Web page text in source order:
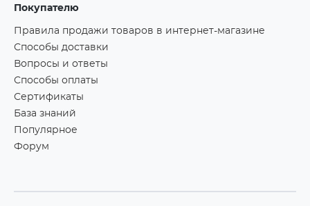
Покупателю
Правила продажи товаров в интернет-магазине
Способы доставки
Вопросы и ответы
Способы оплаты
Сертификаты
База знаний
Популярное
Форум